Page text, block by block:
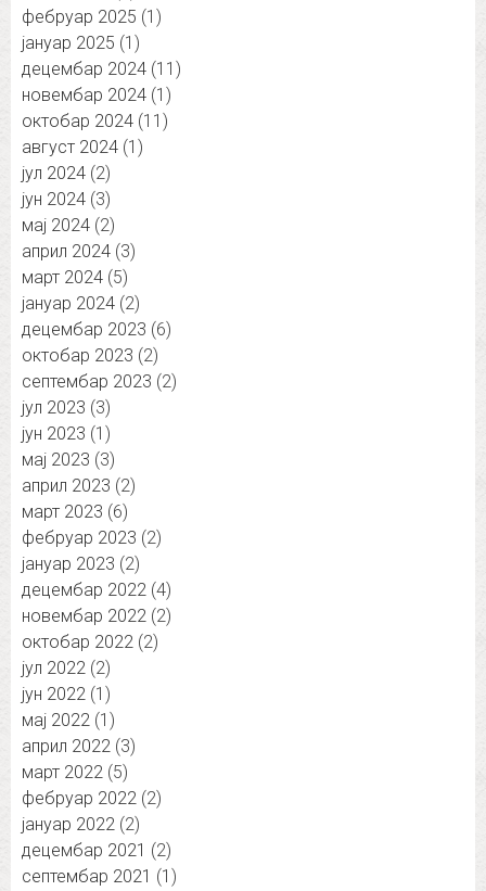
фебруар 2025 (1)
јануар 2025 (1)
децембар 2024 (11)
новембар 2024 (1)
октобар 2024 (11)
август 2024 (1)
јул 2024 (2)
јун 2024 (3)
мај 2024 (2)
април 2024 (3)
март 2024 (5)
јануар 2024 (2)
децембар 2023 (6)
октобар 2023 (2)
септембар 2023 (2)
јул 2023 (3)
јун 2023 (1)
мај 2023 (3)
април 2023 (2)
март 2023 (6)
фебруар 2023 (2)
јануар 2023 (2)
децембар 2022 (4)
новембар 2022 (2)
октобар 2022 (2)
јул 2022 (2)
јун 2022 (1)
мај 2022 (1)
април 2022 (3)
март 2022 (5)
фебруар 2022 (2)
јануар 2022 (2)
децембар 2021 (2)
септембар 2021 (1)